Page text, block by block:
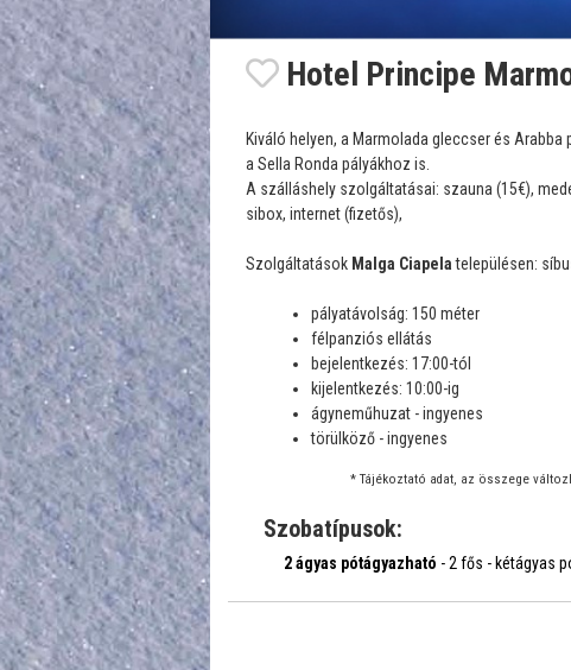
Hotel Principe
Kiváló helyen, a Marmolada gleccser és
a Sella Ronda pályákhoz is.
A szálláshely szolgáltatásai: szauna (15€),
sibox, internet (fizetős),
Szolgáltatások Malga Ciapelatelepülésen:
pályatávolság: 150 méter
félpanziós ellátás
bejelentkezés: 17:00-tól
kijelentkezés: 10:00-ig
ágyneműhuzat - ingyenes
törülköző - ingyenes
* Tájékoztató adat, az összege
Szobatípusok:
2 ágyas pótágyazható - 2 fős - kétágyas